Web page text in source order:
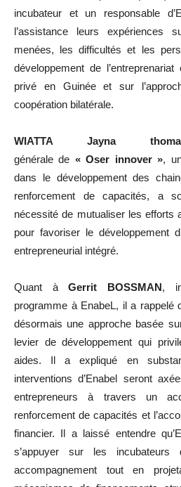
incubateur et un responsable
l’assistance leurs
menées, les difficultés et les
développement de
privé en Guinée et sur
coopération bilatérale.
WIATTA Jayna
générale de « Oser innover »,
dans le développement des
renforcement de capacités, a
nécessité de mutualiser les efforts
pour favoriser le développement
entrepreneurial intégré.
Quant àGerrit BOSSMAN,
programme à EnabeL, il a rappelé
désormais une approche basée
levier de développement qui
aides. Il a expliqué en
interventions d’Enabel seront
entrepreneurs à travers un
renforcement de capacités et
financier. Il a laissé entendre
s’appuyer sur les
accompagnement tout en